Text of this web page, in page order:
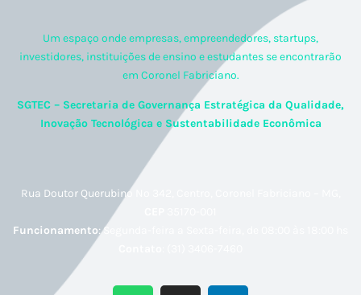
Um espaço onde empresas, empreendedores, startups,
investidores, instituições de ensino e estudantes se encontrarão
em Coronel Fabriciano.
SGTEC – Secretaria de Governança Estratégica da Qualidade,
Inovação Tecnológica e Sustentabilidade Econômica
Rua Doutor Querubino Nº 342, Centro, Coronel Fabriciano – MG,
Funcionamento: Segunda-feira a Sexta-feira, de 08:00 às 18:00 hs